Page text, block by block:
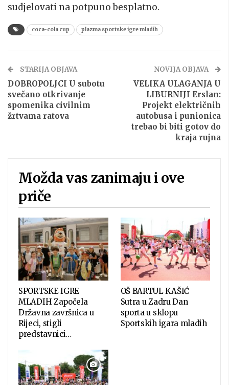
sudjelovati na potpuno besplatno.
coca-cola cup plazma sportske igre mladih
STARIJA OBJAVA
DOBROPOLJCI U subotu
svečano otkrivanje
spomenika civilnim
žrtvama ratova
NOVIJA OBJAVA
VELIKA ULAGANJA U
LIBURNIJI Erslan:
Projekt električnih
autobusa i punionica
trebao bi biti gotov do
kraja rujna
Možda vas zanimaju i ove
priče
SPORTSKE IGRE
MLADIH Započela
Državna završnica u
Rijeci, stigli
predstavnici…
OŠ BARTUL KAŠIĆ
Sutra u Zadru Dan
sporta u sklopu
Sportskih igara mladih